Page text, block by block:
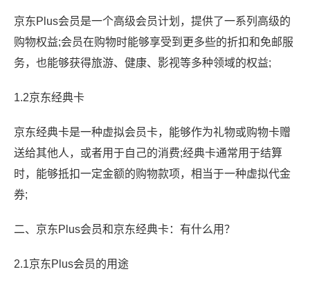
京东Plus会员是一个高级会员计划，提供了一系列高级的
购物权益;会员在购物时能够享受到更多些的折扣和免邮服
务，也能够获得旅游、健康、影视等多种领域的权益;
1.2京东经典卡
京东经典卡是一种虚拟会员卡，能够作为礼物或购物卡赠
送给其他人，或者用于自己的消费;经典卡通常用于结算
时，能够抵扣一定金额的购物款项，相当于一种虚拟代金
券;
二、京东Plus会员和京东经典卡：有什么用？
2.1京东Plus会员的用途